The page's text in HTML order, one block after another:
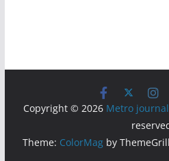
Copyright © 2026 Metro
Theme: ColorMagby